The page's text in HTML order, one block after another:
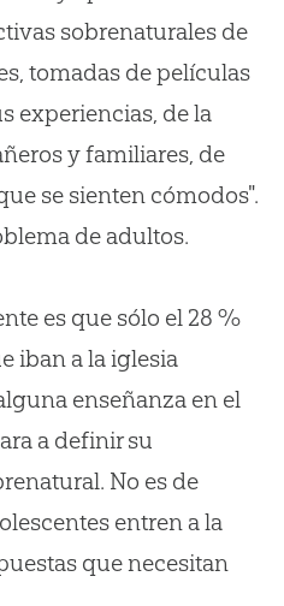
sobrenaturales de
tomadas de películas
experiencias, de la
y familiares, de
se sienten cómodos".
de adultos.
es que sólo el 28 %
iban a la iglesia
enseñanza en el
a definir su
No es de
entren a la
que necesitan